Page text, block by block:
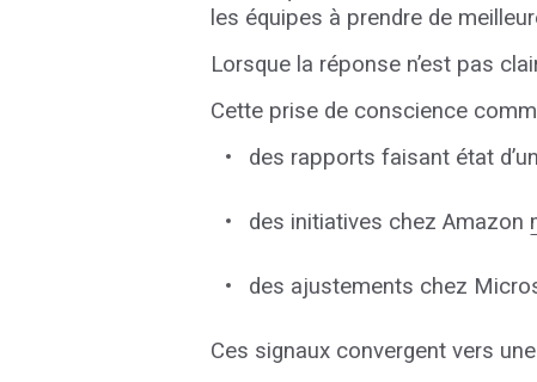
les équipes à prendre de
Lorsque la réponse n’est pas
Cette prise de conscience
des rapports faisant état
des initiatives chez Amazon
des ajustements chez
Ces signaux convergent vers